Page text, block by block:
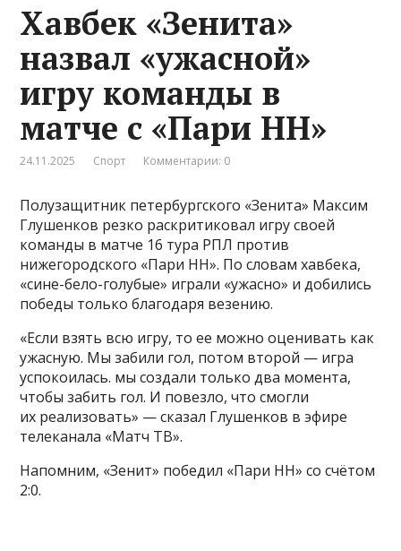
Хавбек «Зенита»
назвал «ужасной»
игру команды в
матче с «Пари НН»
24.11.2025 Спорт Комментарии: 0
Полузащитник петербургского «Зенита» Максим
Глушенков резко раскритиковал игру своей
команды в матче 16 тура РПЛ против
нижегородского «Пари НН». По словам хавбека,
«сине-бело-голубые» играли «ужасно» и добились
победы только благодаря везению.
«Если взять всю игру, то ее можно оценивать как
ужасную. Мы забили гол, потом второй — игра
успокоилась. мы создали только два момента,
чтобы забить гол. И повезло, что смогли
их реализовать» — сказал Глушенков в эфире
телеканала «Матч ТВ».
Напомним, «Зенит» победил «Пари НН» со счётом
2:0.